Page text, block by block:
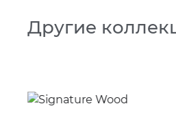
Другие